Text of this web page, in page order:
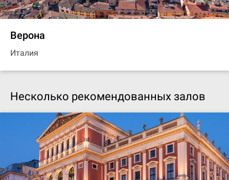
Верона
Италия
Несколько рекомендованных залов